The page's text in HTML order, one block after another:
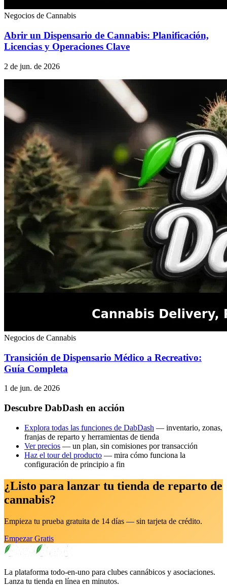
Negocios de Cannabis
Abrir un Dispensario de Cannabis: Planificación,
Licencias y Operaciones Clave
2 de jun. de 2026
Negocios de Cannabis
Transición de Dispensario Médico a Recreativo:
Guía Completa
1 de jun. de 2026
Descubre DabDash en acción
Explora todas las funciones de DabDash — inventario, zonas,
franjas de reparto y herramientas de tienda
Ver precios — un plan, sin comisiones por transacción
Haz el tour del producto — mira cómo funciona la
configuración de principio a fin
¿Listo para lanzar tu tienda de reparto de
cannabis?
Empieza tu prueba gratuita de 14 días — sin tarjeta de crédito.
Empezar Gratis
La plataforma todo-en-uno para clubes cannábicos y asociaciones.
Lanza tu tienda en línea en minutos.